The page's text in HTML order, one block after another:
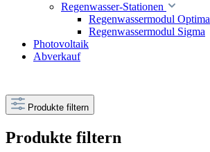
Regenwasser-Stationen
Regenwassermodul Optima
Regenwassermodul Sigma
Photovoltaik
Abverkauf
Produkte filtern
Produkte filtern